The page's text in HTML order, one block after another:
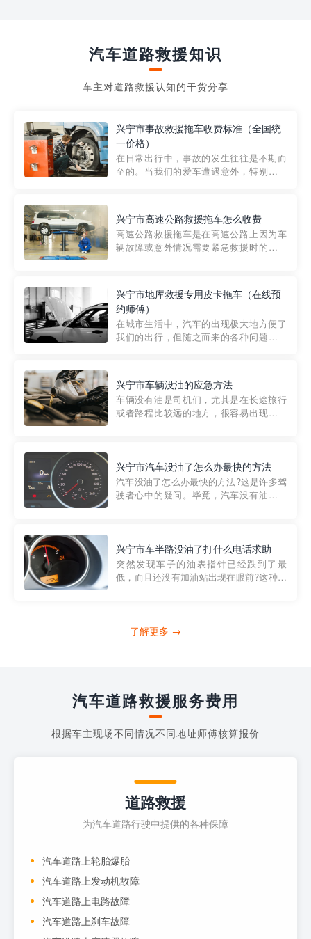
汽车道路救援知识
车主对道路救援认知的干货分享
兴宁市事故救援拖车收费标准（全国统
一价格）
在日常出行中，事故的发生往往是不期而
至的。当我们的爱车遭遇意外，特别是在
细解析一下市区事故救援拖车的收费标
准，以及在选用拖车服务时应注...
兴宁市高速公路救援拖车怎么收费
高速公路救援拖车是在高速公路上因为车
辆故障或意外情况需要紧急救援时的必备
路救援拖车的收费标准是由当地交通管理
部门制定的。起步价通...
兴宁市地库救援专用皮卡拖车（在线预
约师傅）
在城市生活中，汽车的出现极大地方便了
我们的出行，但随之而来的各种问题也让
紧急情况下，我们需要一种高效可靠的救
援方式。而这时，地库救援专...
兴宁市车辆没油的应急方法
车辆没有油是司机们，尤其是在长途旅行
或者路程比较远的地方，很容易出现这种
的送油师傅，解决没油的紧急情况。 首
先，让我们来了解一下穿...
兴宁市汽车没油了怎么办最快的方法
汽车没油了怎么办最快的方法?这是许多驾
驶者心中的疑问。毕竟，汽车没有油就无
越者小程序是一款专门解决汽车没油问题
的在线服务平台。通过...
兴宁市车半路没油了打什么电话求助
突然发现车子的油表指针已经跌到了最
低，而且还没有加油站出现在眼前?这种情
打4006363122请求送油人员来帮助你。
了解更多 →
汽车道路救援服务费用
根据车主现场不同情况不同地址师傅核算报价
道路救援
为汽车道路行驶中提供的各种保障
汽车道路上轮胎爆胎
汽车道路上发动机故障
汽车道路上电路故障
汽车道路上刹车故障